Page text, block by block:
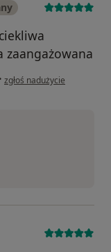
zaangażowana
• w opinii użytkownika AA
zgłoś nadużycie